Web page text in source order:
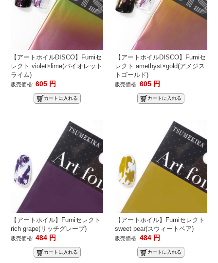
【アートホイルDISCO】Fumiセ
レクト violet×lime(バイオレット
ライム)
販売価格: 605 円
カートに入れる
【アートホイルDISCO】Fumiセ
レクト amethyst×gold(アメジス
トゴールド)
販売価格: 605 円
カートに入れる
【アートホイル】Fumiセレクト
rich grape(リッチグレープ)
販売価格: 484 円
カートに入れる
【アートホイル】Fumiセレクト
sweet pear(スウィートペア)
販売価格: 484 円
カートに入れる